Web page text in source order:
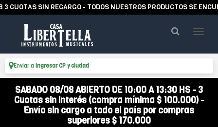
SIN RECARGO - TODOS NUESTROS PRODUCTOS SE
Enviar a Ingresar CP y ciudad
SABADO 08/08 ABIERTO DE 10:00 A 13:30 HS - 3
Cuotas sin interés (compra mínima $ 100.000) -
Envío sin cargo a todo el país por compras
superiores $ 170.000